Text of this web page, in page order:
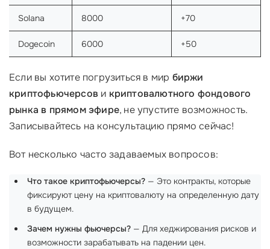
Solana 8000 +70
Dogecoin 6000 +50
Если вы хотите погрузиться в мир биржи
криптофьючерсов и криптовалютного фондового
рынка в прямом эфире, не упустите возможность.
Записывайтесь на консультацию прямо сейчас!
Вот несколько часто задаваемых вопросов:
Что такое криптофьючерсы? — Это контракты, которые
фиксируют цену на криптовалюту на определенную дату
в будущем.
Зачем нужны фьючерсы? — Для хеджирования рисков и
возможности зарабатывать на падении цен.